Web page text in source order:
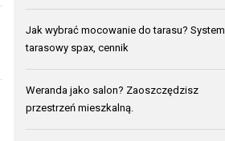
Jak wybrać mocowanie do tarasu? System
tarasowy spax, cennik
Weranda jako salon? Zaoszczędzisz
przestrzeń mieszkalną.